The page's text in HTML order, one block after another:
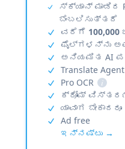
ಸ್ಕ್ಯಾನ್ ಮಾಡಿದ
ಬೆಂಬಲಿಸುತ್ತದೆ
ವರೆಗೆ 100,000
ಫೈಲ್‌ಗಳನ್ನು
ಅನಿಯಮಿತ AI
Translate Agent
Pro OCR
i
ಕ್ರೋಮ್
ಯಾವಾಗ
Ad free
ಇನ್ನಷ್ಟು →